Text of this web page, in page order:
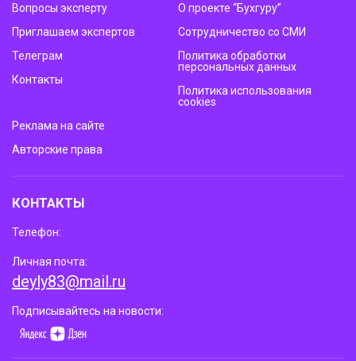
Вопросы эксперту
Приглашаем экспертов
Телеграм
Контакты
О проекте “Бухгуру”
Сотрудничество со СМИ
Политика обработки
персональных данных
Политика использования
cookies
Реклама на сайте
Авторские права
КОНТАКТЫ
Телефон:
Личная почта:
deyly83@mail.ru
Подписывайтесь на новости: